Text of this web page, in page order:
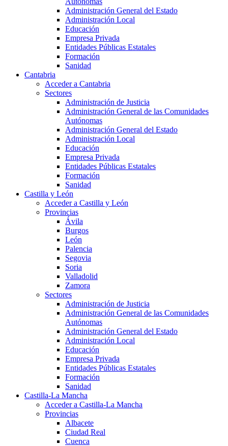
Administración General del Estado
Administración Local
Educación
Empresa Privada
Entidades Públicas Estatales
Formación
Sanidad
Cantabria
Acceder a Cantabria
Sectores
Administración de Justicia
Administración General de las Comunidades
Autónomas
Administración General del Estado
Administración Local
Educación
Empresa Privada
Entidades Públicas Estatales
Formación
Sanidad
Castilla y León
Acceder a Castilla y León
Provincias
Ávila
Burgos
León
Palencia
Segovia
Soria
Valladolid
Zamora
Sectores
Administración de Justicia
Administración General de las Comunidades
Autónomas
Administración General del Estado
Administración Local
Educación
Empresa Privada
Entidades Públicas Estatales
Formación
Sanidad
Castilla-La Mancha
Acceder a Castilla-La Mancha
Provincias
Albacete
Ciudad Real
Cuenca